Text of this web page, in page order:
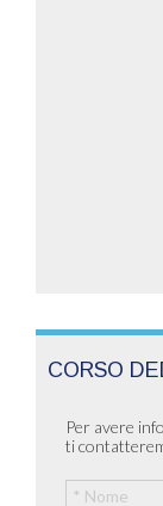
CORSO
Per avere
ti